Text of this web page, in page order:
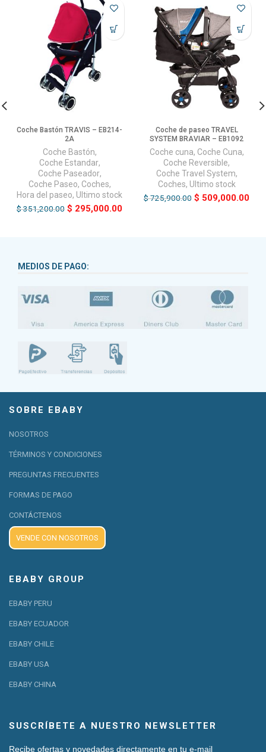
Coche Bastón TRAVIS – EB214-
2A
Coche Bastón,
Coche Estandar,
Coche Paseador,
Coche Paseo, Coches,
Hora del paseo, Ultimo stock
$351,200.00 $ 295,000.00
Coche de paseo TRAVEL
SYSTEM BRAVIAR – EB1092
Coche cuna, Coche Cuna,
Coche Reversible,
Coche Travel System,
Coches, Ultimo stock
$725,900.00 $ 509,000.00
MEDIOS DE PAGO:
SOBRE EBABY
NOSOTROS
TÉRMINOS Y CONDICIONES
PREGUNTAS FRECUENTES
FORMAS DE PAGO
CONTÁCTENOS
VENDE CON NOSOTROS
EBABY GROUP
EBABY PERU
EBABY ECUADOR
EBABY CHILE
EBABY USA
EBABY CHINA
SUSCRÍBETE A NUESTRO NEWSLETTER
Recibe ofertas y novedades directamente en tu e-mail